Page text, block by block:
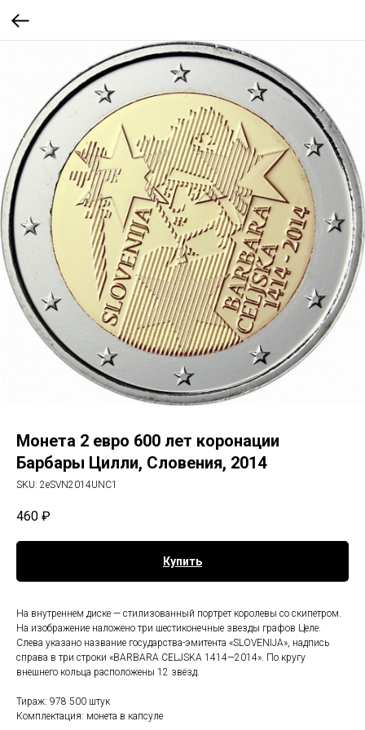
Монета 2 евро 600 лет коронации
Барбары Цилли, Словения, 2014
SKU: 2eSVN2014UNC1
460 ₽
Купить
На внутреннем диске — стилизованный портрет королевы со скипетром.
На изображение наложено три шестиконечные звезды графов Целе.
Слева указано название государства-эмитента «SLOVENIJA», надпись
справа в три строки «BARBARA CELJSKA 1414—2014». По кругу
внешнего кольца расположены 12 звёзд.
Тираж: 978 500 штук
Комплектация: монета в капсуле